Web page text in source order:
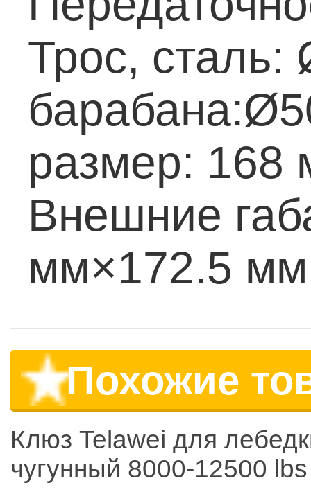
Трос,
размер: 168
Внешние
мм×172.5 мм
Похожие
Клюз Telawei для
чугунный 8000-12500 lbs